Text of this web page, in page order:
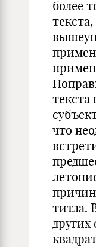
более
текста
что
титла.
других